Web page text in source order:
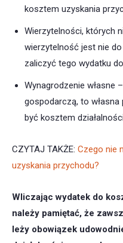
kosztem uzyskania
Wierzytelności, których
wierzytelność jest nie
zaliczyć tego wydatku
Wynagrodzenie własne
gospodarczą, to
być kosztem
CZYTAJ TAKŻE: Czego nie
uzyskania przychodu?
Wliczając wydatek do
należy pamiętać, że
leży obowiązek